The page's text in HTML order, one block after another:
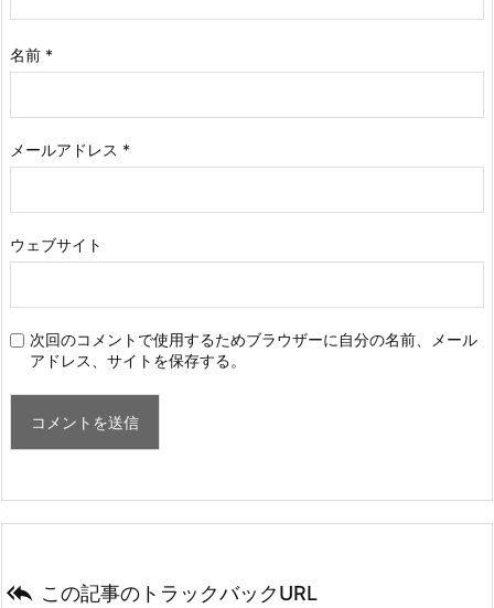
名前 *
メールアドレス *
ウェブサイト
次回のコメントで使用するためブラウザーに自分の名前、メール
アドレス、サイトを保存する。
 この記事のトラックバックURL